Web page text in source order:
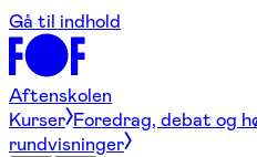
Gå til indhold
Aftenskolen
Kurser Foredrag, debat og
rundvisninger